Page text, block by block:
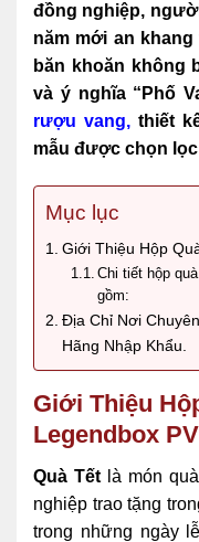
đồng nghiệp,
năm mới an
băn khoăn không
và ý nghĩa “Phố
rượu vang, thiết
mẫu được chọn
Mục lục
Giới Thiệu Hộp
Chi tiết hộp
gồm:
Địa Chỉ Nơi
Hãng Nhập Khẩu.
Giới Thiệu
Legendbox
Quà Tếtlà món
nghiệp trao tặng
trong những ngày